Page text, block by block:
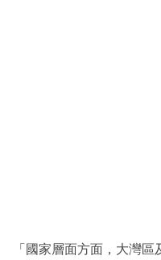
「國家層面方面，大灣